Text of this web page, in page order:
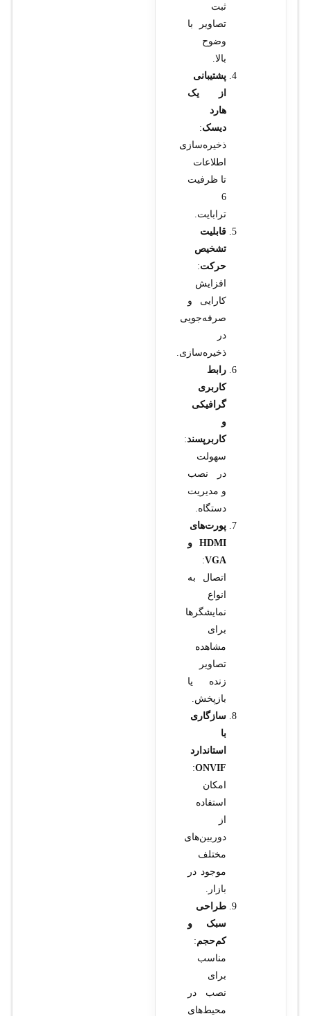
ثبت
تصاویر با
وضوح
بالا.
پشتیبانی
از یک
هارد
دیسک:
ذخیره‌سازی
اطلاعات
تا ظرفیت
6
ترابایت.
قابلیت
تشخیص
حرکت:
افزایش
کارایی و
صرفه‌جویی
در
ذخیره‌سازی.
رابط
کاربری
گرافیکی
و
کاربرپسند:
سهولت
در نصب
و مدیریت
دستگاه.
پورت‌های
HDMI و
VGA
:
اتصال به
انواع
نمایشگرها
برای
مشاهده
تصاویر
زنده یا
بازپخش.
سازگاری
با
استاندارد
ONVIF
:
امکان
استفاده
از
دوربین‌های
مختلف
موجود در
بازار.
طراحی
سبک و
کم‌حجم:
مناسب
برای
نصب در
محیط‌های